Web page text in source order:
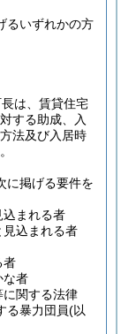
るいずれかの方
は、賃貸住宅
する助成、入
法及び入居時
に掲げる要件を
込まれる者
込まれる者
者
な者
関する法律
る暴力団員(以